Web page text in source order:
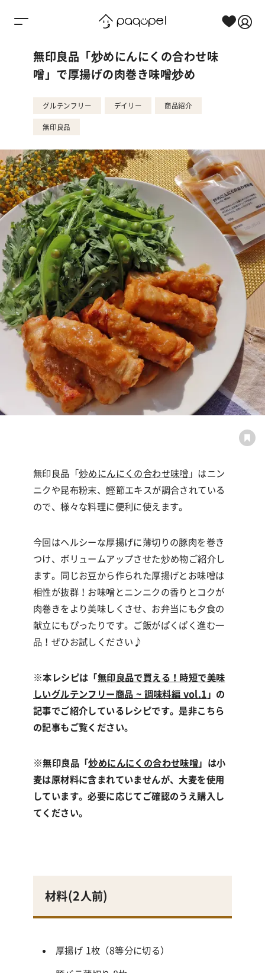
無印良品「炒めにんにくの合わせ味
噌」で厚揚げの肉巻き味噌炒め
グルテンフリー デイリー 商品紹介
無印良品
無印良品「 炒めにんにくの合わせ味噌 」 はニン
ニクや昆布粉末、鰹節エキスが調合されている
ので、様々な料理に便利に使えます。
今回はヘルシーな厚揚げに薄切りの豚肉を巻き
つけ、ボリュームアップさせた炒め物ご紹介し
ます。同じお豆から作られた厚揚げとお味噌は
相性が抜群！お味噌とニンニクの香りとコクが
肉巻きをより美味しくさせ、お弁当にも夕食の
献立にもぴったりです。ご飯がぱくぱく進む一
品！ぜひお試しください♪
※本レシピは「無印良品で買える！時短で美味
しいグルテンフリー商品 ~ 調味料編 vol.1 」の
記事でご紹介しているレシピです。是非こちら
の記事もご覧ください。
※無印良品「炒めにんにくの合わせ味噌」 は小
麦は原材料に含まれていませんが、大麦を使用
しています。必要に応じてご確認のうえ購入し
てください。
材料(2人前)
厚揚げ 1枚（8等分に切る）